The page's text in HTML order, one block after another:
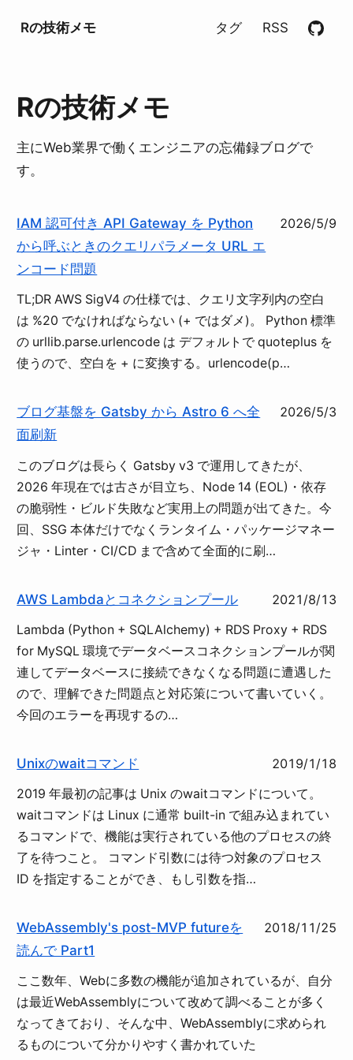
Rの技術メモ タグ RSS
Rの技術メモ
主にWeb業界で働くエンジニアの忘備録ブログで
す。
IAM 認可付き API Gateway を Python
から呼ぶときのクエリパラメータ URL エ
ンコード問題
2026/5/9
TL;DR AWS SigV4 の仕様では、クエリ文字列内の空白
は %20 でなければならない (+ ではダメ)。 Python 標準
の urllib.parse.urlencode は デフォルトで quoteplus を
使うので、空白を + に変換する。urlencode(p…
ブログ基盤を Gatsby から Astro 6 へ全
面刷新
2026/5/3
このブログは長らく Gatsby v3 で運用してきたが、
2026 年現在では古さが目立ち、Node 14 (EOL)・依存
の脆弱性・ビルド失敗など実用上の問題が出てきた。今
回、SSG 本体だけでなくランタイム・パッケージマネー
ジャ・Linter・CI/CD まで含めて全面的に刷…
AWS Lambdaとコネクションプール 2021/8/13
Lambda (Python + SQLAlchemy) + RDS Proxy + RDS
for MySQL 環境でデータベースコネクションプールが関
連してデータベースに接続できなくなる問題に遭遇した
ので、理解できた問題点と対応策について書いていく。
今回のエラーを再現するの…
Unixのwaitコマンド 2019/1/18
2019 年最初の記事は Unix のwaitコマンドについて。
waitコマンドは Linux に通常 built-in で組み込まれてい
るコマンドで、機能は実行されている他のプロセスの終
了を待つこと。 コマンド引数には待つ対象のプロセス
ID を指定することができ、もし引数を指…
WebAssembly's post-MVP futureを
読んで Part1
2018/11/25
ここ数年、Webに多数の機能が追加されているが、自分
は最近WebAssemblyについて改めて調べることが多く
なってきており、そんな中、WebAssemblyに求められ
るものについて分かりやすく書かれていた